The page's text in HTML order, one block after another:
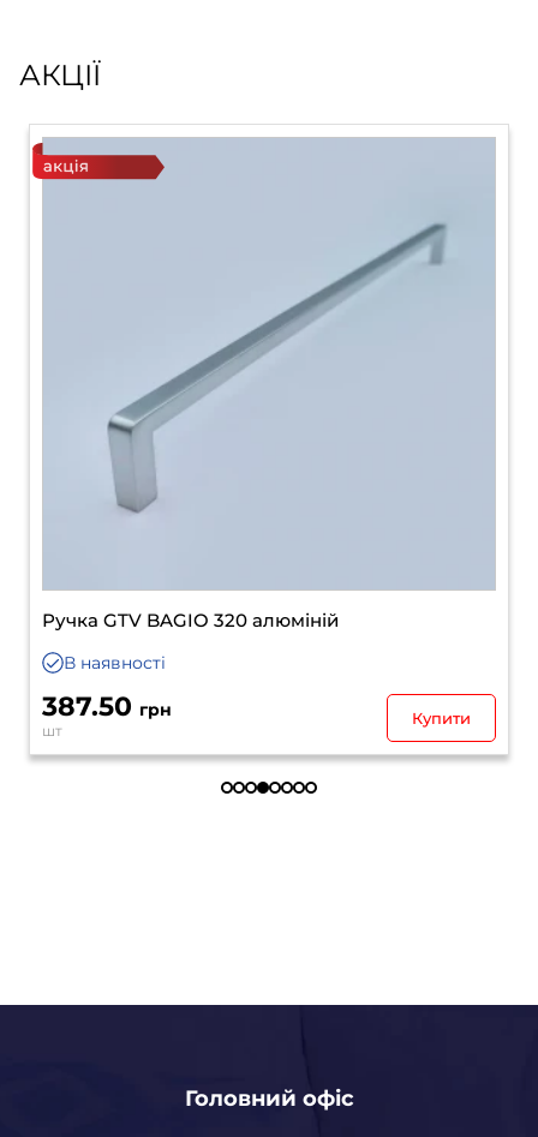
АКЦІЇ
Ручка GTV BAGIO 320 алюміній
В наявності
387.50 грн
шт
Купити
Головний офіс